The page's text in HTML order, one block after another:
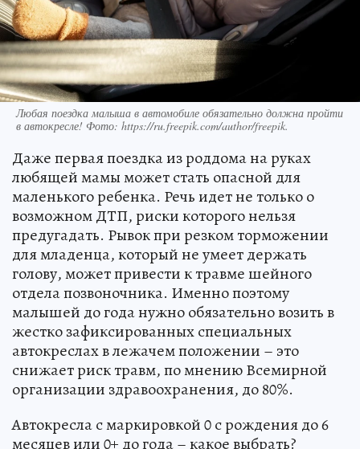
Любая поездка малыша в автомобиле обязательно должна пройти
в автокресле! Фото: https://ru.freepik.com/author/freepik.
Даже первая поездка из роддома на руках
любящей мамы может стать опасной для
маленького ребенка. Речь идет не только о
возможном ДТП, риски которого нельзя
предугадать. Рывок при резком торможении
для младенца, который не умеет держать
голову, может привести к травме шейного
отдела позвоночника. Именно поэтому
малышей до года нужно обязательно возить в
жестко зафиксированных специальных
автокреслах в лежачем положении – это
снижает риск травм, по мнению Всемирной
организации здравоохранения, до 80%.
Автокресла с маркировкой 0 с рождения до 6
месяцев или 0+ до года – какое выбрать?